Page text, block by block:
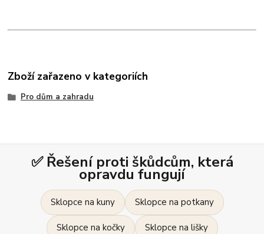
Zboží zařazeno v kategoriích
Pro dům a zahradu
✅ Řešení proti škůdcům, která
opravdu fungují
Sklopce na kuny Sklopce na potkany
Sklopce na kočky Sklopce na lišky